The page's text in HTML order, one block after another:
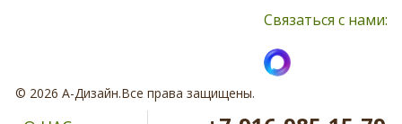
© 2026 А-Дизайн.Все права защищены.
Связаться с нами: